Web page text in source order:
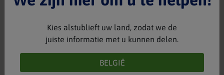
Compleat® Paediatric Nature Mix 1.2
Kies alstublieft uw land, zodat we de
juiste informatie met u kunnen delen.
BELGIË